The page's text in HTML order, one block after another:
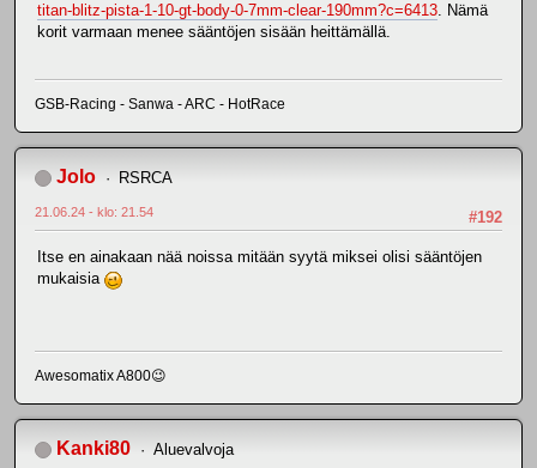
titan-blitz-pista-1-10-gt-body-0-7mm-clear-190mm?c=6413. Nämä
korit varmaan menee sääntöjen sisään heittämällä.
GSB-Racing - Sanwa - ARC - HotRace
Jolo RSRCA
#192
21.06.24 - klo: 21.54
Itse en ainakaan nää noissa mitään syytä miksei olisi sääntöjen
mukaisia
Awesomatix A800😉
Kanki80 Aluevalvoja